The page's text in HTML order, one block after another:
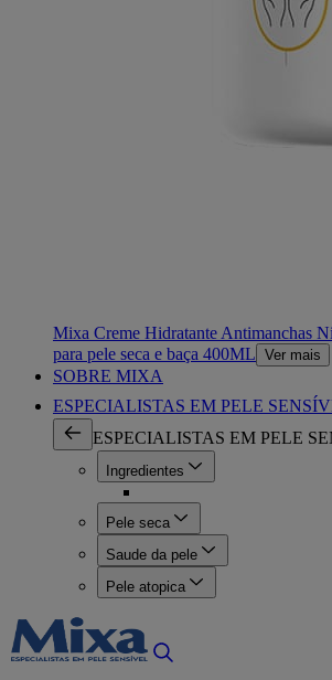
Mixa Creme Hidratante Antimanchas
para pele seca e baça 400ML Ver mais
SOBRE MIXA
ESPECIALISTAS EM PELE
ESPECIALISTAS EM PELE
Ingredientes
Pele seca
Saude da pele
Pele atopica